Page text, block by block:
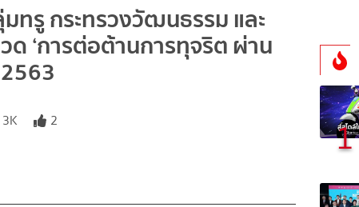
รู กระทรวงวัฒนธรรม และ
ด ‘การต่อต้านการทุจริต ผ่าน
3K 2 1